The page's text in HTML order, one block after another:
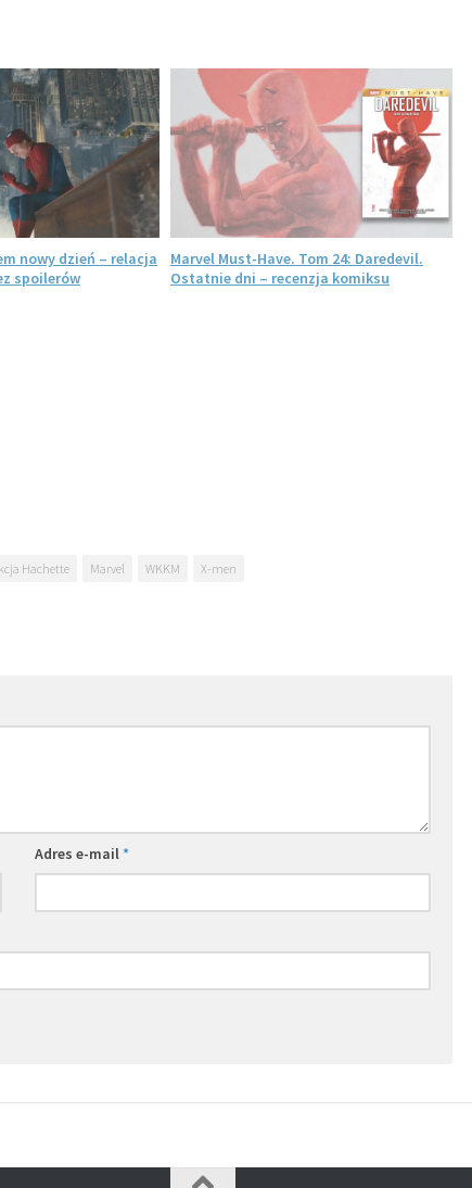
nowy dzień – relacja
spoilerów
Marvel Must-Have. Tom 24: Daredevil.
Ostatnie dni – recenzja komiksu
Hachette Marvel WKKM X-men
Adres e-mail*